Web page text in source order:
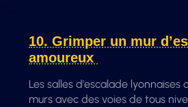
10. Grimper un mur
amoureux
Les salles d'escalade lyonnaises
murs avec des voies de tous